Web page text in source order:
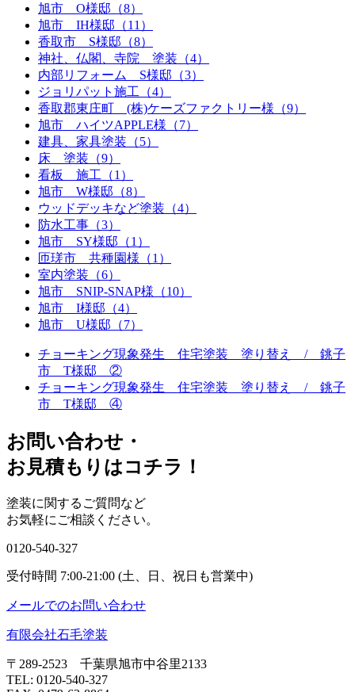
旭市 O様邸（8）
旭市 IH様邸（11）
香取市 S様邸（8）
神社、仏閣、寺院 塗装（4）
内部リフォーム S様邸（3）
ジョリパット施工（4）
香取郡東庄町 (株)ケーズファクトリー様（9）
旭市 ハイツAPPLE様（7）
建具、家具塗装（5）
床 塗装（9）
看板 施工（1）
旭市 W様邸（8）
ウッドデッキなど塗装（4）
防水工事（3）
旭市 SY様邸（1）
匝瑳市 共種園様（1）
室内塗装（6）
旭市 SNIP-SNAP様（10）
旭市 I様邸（4）
旭市 U様邸（7）
チョーキング現象発生 住宅塗装 塗り替え / 銚子
市 T様邸 ②
チョーキング現象発生 住宅塗装 塗り替え / 銚子
市 T様邸 ④
お問い合わせ ・
お⾒積もりはコチラ！
塗装に関するご質問など
お気軽にご相談ください。
0120-540-327
受付時間 7:00-21:00 (土、日、祝日も営業中)
メールでのお問い合わせ
有限会社石毛塗装
〒289-2523 千葉県旭市中谷里2133
TEL: 0120-540-327